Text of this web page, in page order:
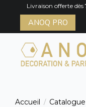
Livraison offerte
ANOQ PRO
Accueil / Catalogue